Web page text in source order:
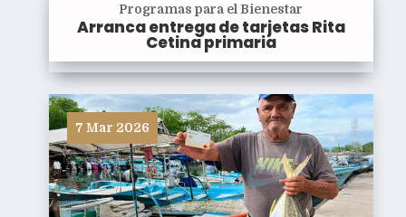
Programas para el Bienestar
Arranca entrega de tarjetas Rita
Cetina primaria
7 Mar 2026